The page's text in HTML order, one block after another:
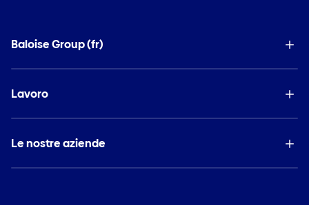
Baloise Group (fr)
Lavoro
Le nostre aziende